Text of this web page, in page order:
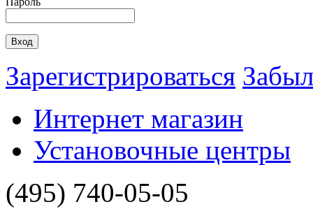
Зарегистрироваться
Интернет магазин
Установочные центры
(495) 740-05-05